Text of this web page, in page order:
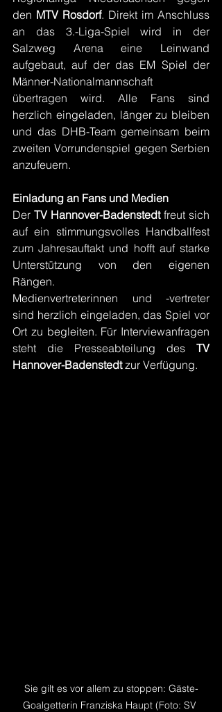
den MTV Rosdorf. Direkt im Anschluss
an das 3.-Liga-Spiel wird in der
Salzweg Arena eine Leinwand
aufgebaut, auf der das EM Spiel der
Männer-Nationalmannschaft
übertragen wird. Alle Fans sind
herzlich eingeladen, länger zu bleiben
und das DHB-Team gemeinsam beim
zweiten Vorrundenspiel gegen Serbien
anzufeuern.
Einladung an Fans und Medien
Der TV Hannover-Badenstedt freut sich
auf ein stimmungsvolles Handballfest
zum Jahresauftakt und hofft auf starke
Unterstützung von den eigenen
Rängen.
Medienvertreterinnen und -vertreter
sind herzlich eingeladen, das Spiel vor
Ort zu begleiten. Für Interviewanfragen
steht die Presseabteilung des TV
Hannover-Badenstedt zur Verfügung.
Sie gilt es vor allem zu stoppen: Gäste-
Goalgetterin Franziska Haupt (Foto: SV